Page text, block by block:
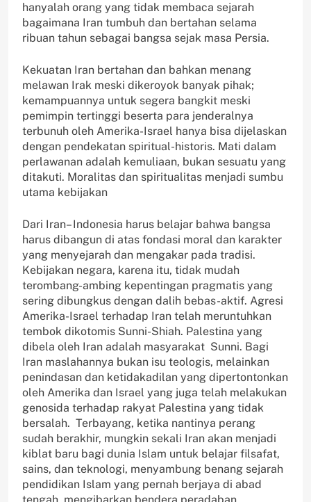
hanyalah orang yang tidak membaca sejarah
bagaimana Iran tumbuh dan bertahan selama
ribuan tahun sebagai bangsa sejak masa Persia.
Kekuatan Iran bertahan dan bahkan menang
melawan Irak meski dikeroyok banyak pihak;
kemampuannya untuk segera bangkit meski
pemimpin tertinggi beserta para jenderalnya
terbunuh oleh Amerika-Israel hanya bisa dijelaskan
dengan pendekatan spiritual-historis. Mati dalam
perlawanan adalah kemuliaan, bukan sesuatu yang
ditakuti. Moralitas dan spiritualitas menjadi sumbu
utama kebijakan
Dari Iran– Indonesia harus belajar bahwa bangsa
harus dibangun di atas fondasi moral dan karakter
yang menyejarah dan mengakar pada tradisi.
Kebijakan negara, karena itu, tidak mudah
terombang-ambing kepentingan pragmatis yang
sering dibungkus dengan dalih bebas-aktif. Agresi
Amerika-Israel terhadap Iran telah meruntuhkan
tembok dikotomis Sunni-Shiah. Palestina yang
dibela oleh Iran adalah masyarakat Sunni. Bagi
Iran maslahannya bukan isu teologis, melainkan
penindasan dan ketidakadilan yang dipertontonkan
oleh Amerika dan Israel yang juga telah melakukan
genosida terhadap rakyat Palestina yang tidak
bersalah. Terbayang, ketika nantinya perang
sudah berakhir, mungkin sekali Iran akan menjadi
kiblat baru bagi dunia Islam untuk belajar filsafat,
sains, dan teknologi, menyambung benang sejarah
pendidikan Islam yang pernah berjaya di abad